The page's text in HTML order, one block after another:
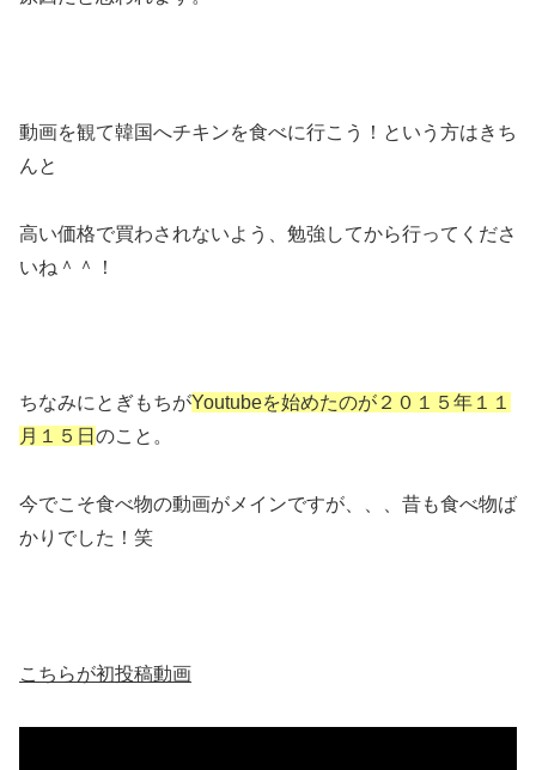
動画を観て韓国へチキンを食べに行こう！という方はきち
んと
高い価格で買わされないよう、勉強してから行ってくださ
いね＾＾！
ちなみにとぎもちがYoutubeを始めたのが２０１５年１１
月１５日 のこと。
今でこそ食べ物の動画がメインですが、、、昔も食べ物ば
かりでした！笑
こちらが初投稿動画